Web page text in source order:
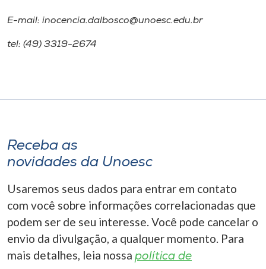
E-mail: inocencia.dalbosco@unoesc.edu.br
tel: (49) 3319-2674
Receba as
novidades da Unoesc
Usaremos seus dados para entrar em contato
com você sobre informações correlacionadas que
podem ser de seu interesse. Você pode cancelar o
envio da divulgação, a qualquer momento. Para
mais detalhes, leia nossa política de